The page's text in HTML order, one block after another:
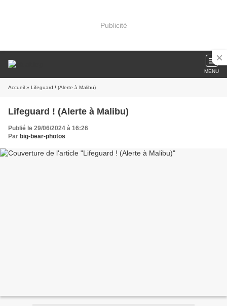
Publicité
MENU
Accueil » Lifeguard ! (Alerte à Malibu)
Lifeguard ! (Alerte à Malibu)
Publié le 29/06/2024 à 16:26
Par big-bear-photos